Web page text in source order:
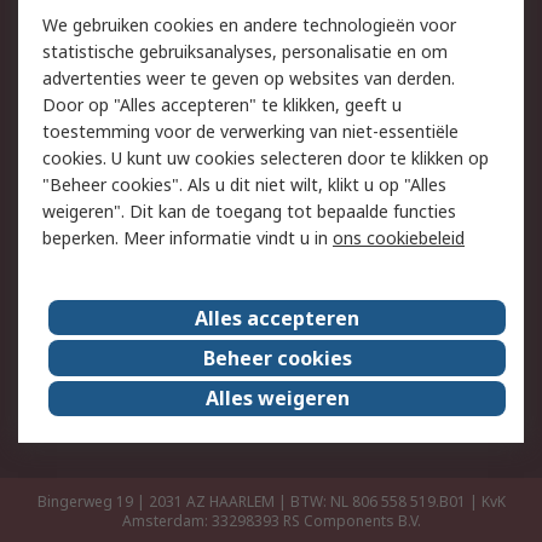
Track & Trace
Wettelijk
Cookiebeleid
Email veiligheid
Privacybeleid
Websitevoorwaarden
Algemene
verkoopvoorwaarden
Over RS
RS Group
Over ons
RS wereldwijd
Werken bij RS
ESG
Bingerweg 19 | 2031 AZ HAARLEM | BTW: NL 806 558 519.B01 | KvK
Amsterdam: 33298393 RS Components B.V.
We gebruiken cookies en andere technologieën voor
statistische gebruiksanalyses, personalisatie en om
advertenties weer te geven op websites van derden.
Door op "Alles accepteren" te klikken, geeft u
toestemming voor de verwerking van niet-essentiële
cookies. U kunt uw cookies selecteren door te klikken op
"Beheer cookies". Als u dit niet wilt, klikt u op "Alles
weigeren". Dit kan de toegang tot bepaalde functies
beperken. Meer informatie vindt u in ons cookiebeleid
Alles accepteren
Beheer cookies
Alles weigeren